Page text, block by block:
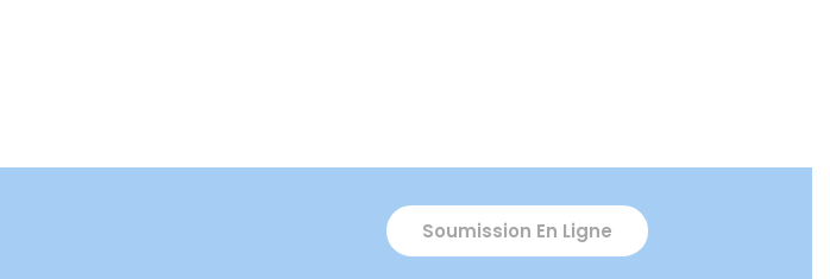
Soumission En Ligne